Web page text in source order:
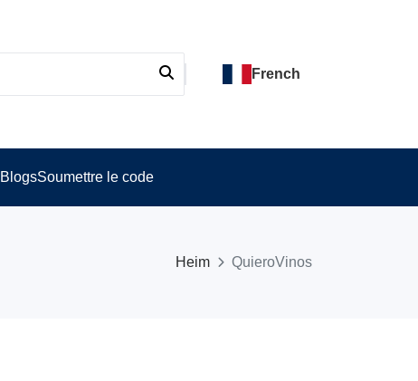
French
BlogsSoumettre le code
Heim QuieroVinos